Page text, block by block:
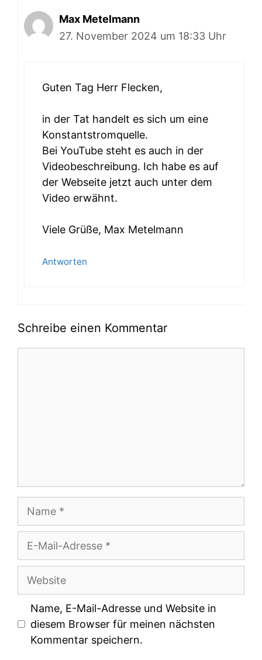
Max Metelmann
27. November 2024 um 18:33 Uhr
Guten Tag Herr Flecken,
in der Tat handelt es sich um eine
Konstantstromquelle.
Bei YouTube steht es auch in der
Videobeschreibung. Ich habe es auf
der Webseite jetzt auch unter dem
Video erwähnt.
Viele Grüße, Max Metelmann
Antworten
Schreibe einen Kommentar
Adresse
Website
Name, E-Mail-Adresse und Website in
diesem Browser für meinen nächsten
Kommentar speichern.